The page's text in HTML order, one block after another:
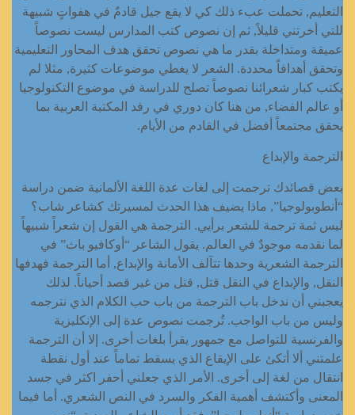
التعليم, تحملت عبء ذلك كي لا يقع جيل قادمٌ في هفواتٍ شبيهة
للتي أخرتني قليلاً, ثم إن نصوص كتب المدارس ليست نصوصاً
عميقة ومتداخلة بقدر ما هي نصوص تحقق هدف المحاور التعليمية
وتحقق أهدافاً محددة. الشعر لا يغطي موضوعات كثيرة, مثلا لم
يكتب كبار شعرائنا نصوصاً تصلح للدراسة في موضوع التكنولوجيا
أو عالم الفضاء, من هنا كان دوري في رفد المكتبة العربية بما
يحقق مجتمعاً أفضل في القادم من الأيام.
الترجمة والإبداع
بعض قصائدك ترجمت إلى لغات عدة اللغة الألمانية ضمن دراسة
“أنطوبولوجيا”, ماذا يضيف هذا الحدث لمسيرتك كشاعر شاب؟
ليس ثمة ترجمة للشعر برأيي. الترجمة هي القول إن شعراً شبيهاً
لما نقدمه موجودٌ في العالم. يقول الشاعر “أوكافيو باث” في
الترجمة الشعرية وحدها تتآلف الأمانة والإبداع, أما الترجمة فهدفها
النقل, والإبداع في النقل قتل, قتل من غير قصد أحياناً. لذلك
يعجبني أن ندخل باب الترجمة من باب حب الكلام الذي نترجمه
وليس من باب الواجب. تُرجمت نصوص عدة إلى الإنكليزية
والفرنسية للتواصل مع جمهور يقرأ بلغات أخرى. إلا أن الترجمة
علمتني ألا أتكئ على الإيقاع الذي يسقط تماماً عند أول نقطة
انتقال من لغة إلى أخرى. الأمر الذي جعلني أحفر اكثر في جسد
المعنى وأكتشف أهمية الفكر والسرد في النص الشعري. أما فيما